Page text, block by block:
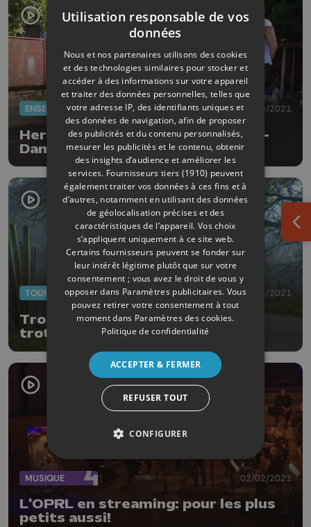
ENSEIGNEMENT 07/09/2021
Herstal: l'école maternelle Notre-
Dame de la Licour en sursis
TOURISME 01/04/2021
Trotti Fun: La Hesbaye en
trottinette électrique
MUSIQUE 02/02/2021
L'OPRL en streaming: pour les plus
petits aussi!
Utilisation responsable de vos
données
Nous et nos partenaires utilisons des cookies
et des technologies similaires pour stocker et
accéder à des informations sur votre appareil
et traiter des données personnelles, telles que
votre adresse IP, des identifiants uniques et
des données de navigation, afin de proposer
des publicités et du contenu personnalisés,
mesurer les publicités et le contenu, obtenir
des insights d’audience et améliorer les
services. Fournisseurs tiers (1910) peuvent
également traiter vos données à ces fins et à
d’autres, notamment en utilisant des données
de géolocalisation précises et des
caractéristiques de l’appareil. Vos choix
s’appliquent uniquement à ce site web.
Certains fournisseurs peuvent se fonder sur
leur intérêt légitime plutôt que sur votre
consentement ; vous avez le droit de vous y
opposer dans Paramètres publicitaires. Vous
pouvez retirer votre consentement à tout
moment dans Paramètres des cookies.
Politique de confidentialité
ACCEPTER & FERMER
REFUSER TOUT
CONFIGURER